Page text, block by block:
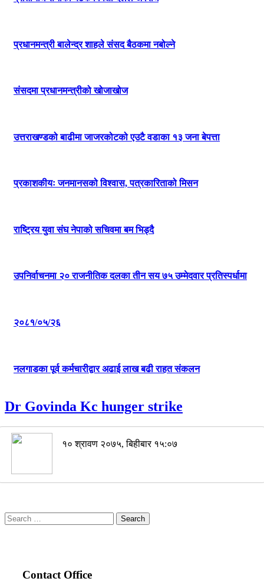
प्रधानमन्त्री बालेन्द्र शाहले संसद बैठकमा नबोल्ने
संसदमा प्रधानमन्त्रीको खोजाखोज
उत्तराखण्डको बाढीमा जाजरकोटको एउटै वडाका १३ जना बेपत्ता
प्रकाशकीयः जनमानसको विश्वास, पत्रकारिताको मिसन
राष्ट्रिय युवा संघ नेपाको सचिवमा बम भिड्दै
उपनिर्वाचनमा २० राजनीतिक दलका तीन सय ७५ उम्मेदवार प्रतिस्पर्धामा
२०८१/०५/२६
नलगाडका पूर्व कर्मचारीद्वार अढाई लाख बढी राहत संकलन
Dr Govinda Kc hunger strike
१० श्रावण २०७५, बिहीबार १५:०७
Search
for:
Contact Office